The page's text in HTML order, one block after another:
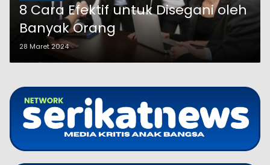
8 Cara Efektif untuk Disegani oleh
Banyak Orang
28 Maret 2024